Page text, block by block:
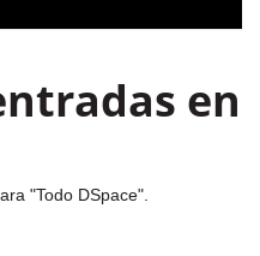
en
"Todo DSpace".